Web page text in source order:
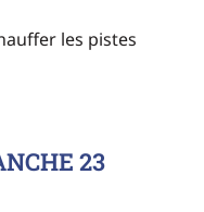
les pistes
23